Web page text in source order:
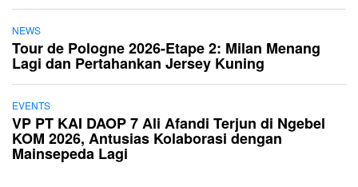
NEWS
Tour de Pologne 2026-Etape 2: Milan Menang
Lagi dan Pertahankan Jersey Kuning
EVENTS
VP PT KAI DAOP 7 Ali Afandi Terjun di Ngebel
KOM 2026, Antusias Kolaborasi dengan
Mainsepeda Lagi